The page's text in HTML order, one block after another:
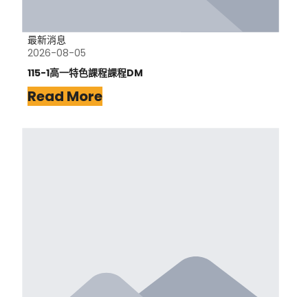
最新消息
2026-08-05
115-1高一特色課程課程DM
Read More